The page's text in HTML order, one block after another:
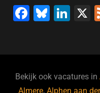
F
b
Bl
ky
Li
dI
Bekijk ook vacatures in
Almere,Alphen aan